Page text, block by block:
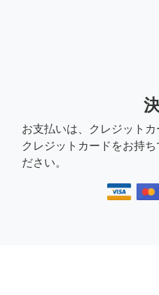
お支払いは、クレジットカ
クレジットカードをお持
ださい。